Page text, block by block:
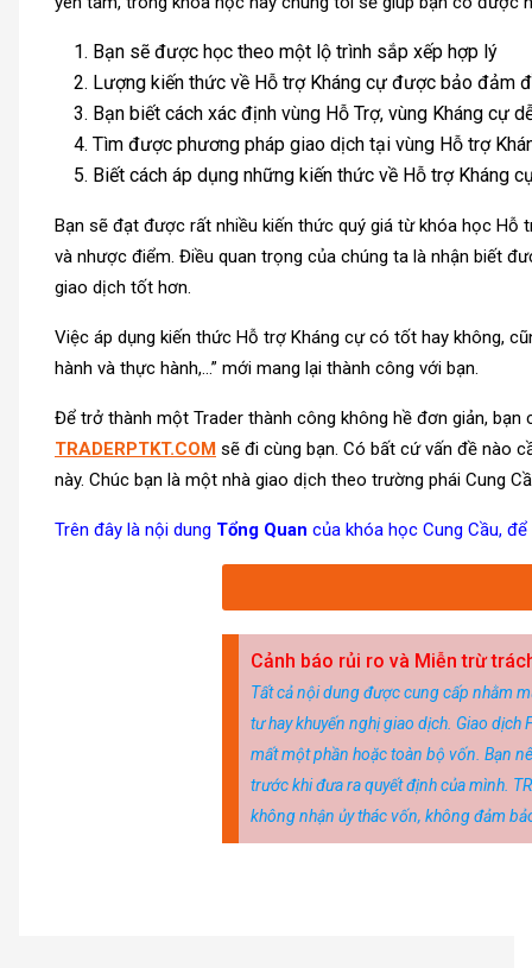
Bạn sẽ được học theo một lộ trình sắp xếp hợp lý
Lượng kiến thức về Hỗ trợ Kháng cự được bảo đảm
Bạn biết cách xác định vùng Hỗ Trợ, vùng Kháng cự
Tìm được phương pháp giao dịch tại vùng Hỗ trợ
Biết cách áp dụng những kiến thức về Hỗ trợ Kháng
Bạn sẽ đạt được rất nhiều kiến thức quý giá từ khóa học Hỗ
và nhược điểm. Điều quan trọng của chúng ta là nhận biết
giao dịch tốt hơn.
Việc áp dụng kiến thức Hỗ trợ Kháng cự có tốt hay không,
hành và thực hành,…” mới mang lại thành công với bạn.
Để trở thành một Trader thành công không hề đơn giản,
TRADERPTKT.COM sẽ đi cùng bạn. Có bất cứ vấn đề nào
này. Chúc bạn là một nhà giao dịch theo trường phái Cung
Trên đây là nội dung Tổng Quan của khóa học Cung Cầu,
Cảnh báo rủi ro và Miễn trừ
Tất cả nội dung được cung cấp nhằm
tư hay khuyến nghị giao dịch. Giao
mất một phần hoặc toàn bộ vốn. Bạn
trước khi đưa ra quyết định của mình.
không nhận ủy thác vốn, không đảm